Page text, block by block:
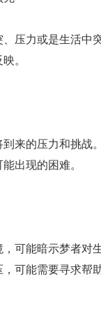
压力或是生活中
。
来的压力和挑战
出现的困难。
可能暗示梦者对
可能需要寻求帮